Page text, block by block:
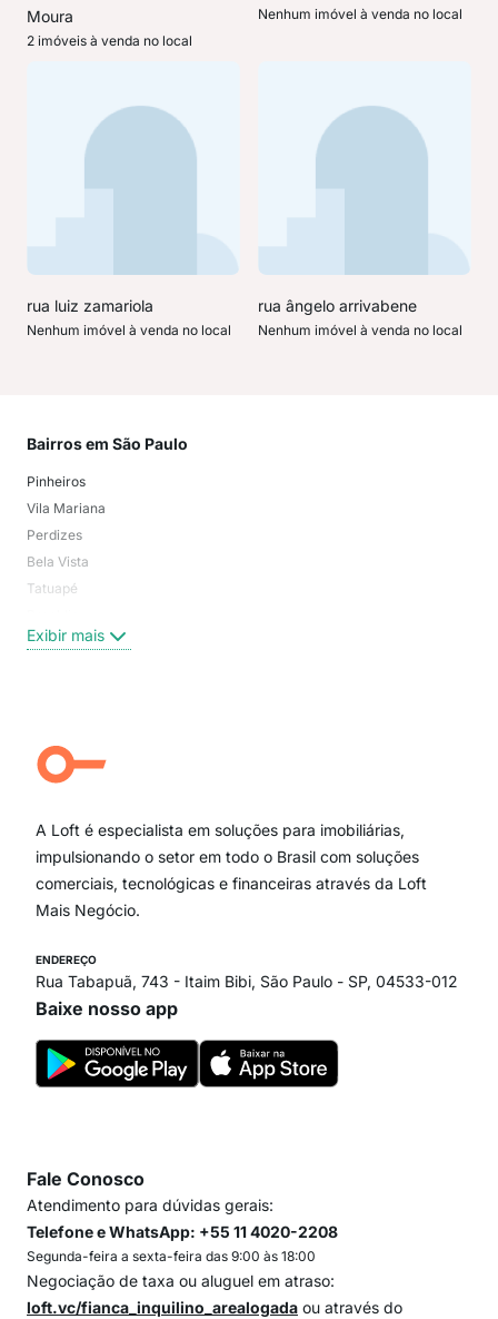
Moura
2 imóveis à venda no local
Nenhum imóvel à venda no local
rua luiz zamariola
Nenhum imóvel à venda no local
rua ângelo arrivabene
Nenhum imóvel à venda no local
Bairros em São Paulo
Pinheiros
Vila Mariana
Perdizes
Bela Vista
Tatuapé
Centro
Campo Belo
Ipiranga
Paraíso
Itaim Bibi
Exibir mais
A Loft é especialista em soluções para imobiliárias,
impulsionando o setor em todo o Brasil com soluções
comerciais, tecnológicas e financeiras através da Loft
Mais Negócio.
ENDEREÇO
Rua Tabapuã, 743 - Itaim Bibi, São Paulo - SP, 04533-012
Baixe nosso app
Fale Conosco
Atendimento para dúvidas gerais:
Telefone e WhatsApp: +55 11 4020-2208
Segunda-feira a sexta-feira das 9:00 às 18:00
Negociação de taxa ou aluguel em atraso:
loft.vc/fianca_inquilino_arealogada ou através do